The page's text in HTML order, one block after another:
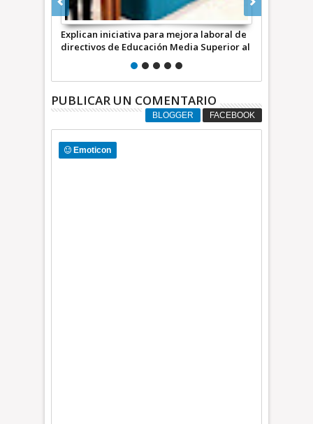
Para Ana Gabriela Guevara su agresor es
“un peligro para la sociedad”
PUBLICAR UN COMENTARIO
BLOGGER FACEBOOK
Emoticon